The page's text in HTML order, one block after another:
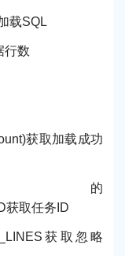
载SQL
行数
获取加载成功
中的
获取任务ID
获取忽略